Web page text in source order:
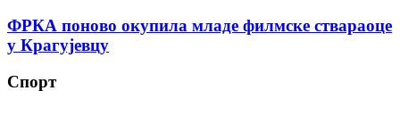
ФРКА поново окупила младе филмске ствараоце
у Крагујевцу
Спорт